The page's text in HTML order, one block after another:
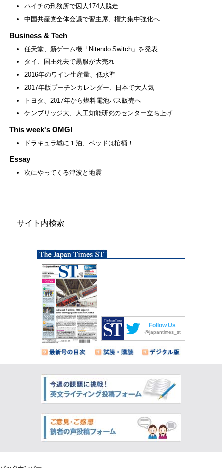
ハイチの刑務所で囚人174人脱走
中国共産党全体会議で習主席、権力集中強化へ
Business & Tech
任天堂、新ゲーム機「Nitendo Switch」を発表
タイ、国王死去で黒服が大売れ
2016年のワイン生産量、低水準
2017年版プーチンカレンダー、日本で大人気
トヨタ、2017年から燃料電池バス販売へ
ケンブリッジ大、人工知能研究のセンター立ち上げ
This week's OMG!
ドラキュラ城に１泊、ベッドは棺桶！
Essay
次にやってくる津波と地震
サイト内検索
Follow Us
@japantimes_st